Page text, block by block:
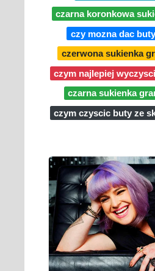
czarna koronkowa
czy mozna dac
czerwona sukienka
czym najlepiej
czarna sukienka
czym czyscic buty ze